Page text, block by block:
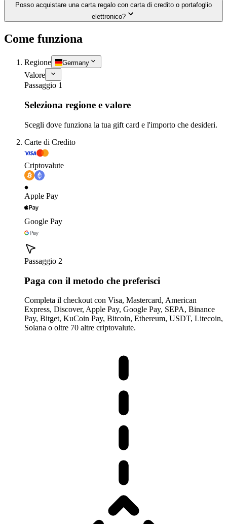
Posso acquistare una carta regalo con carta di credito o portafoglio
elettronico?
Come funziona
Regione Germany
Valore
Passaggio 1
Seleziona regione e valore
Scegli dove funziona la tua gift card e l'importo che desideri.
Carte di Credito
Criptovalute
Apple Pay
Google Pay
Passaggio 2
Paga con il metodo che preferisci
Completa il checkout con Visa, Mastercard, American
Express, Discover, Apple Pay, Google Pay, SEPA, Binance
Pay, Bitget, KuCoin Pay, Bitcoin, Ethereum, USDT, Litecoin,
Solana o oltre 70 altre criptovalute.